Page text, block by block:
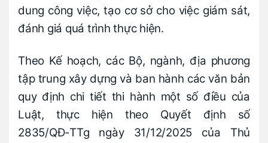
dung công việc, tạo cơ sở cho việc giám sát,
đánh giá quá trình thực hiện.
Theo Kế hoạch, các Bộ, ngành, địa phương
tập trung xây dựng và ban hành các văn bản
quy định chi tiết thi hành một số điều của
Luật, thực hiện theo Quyết định số
2835/QĐ-TTg ngày 31/12/2025 của Thủ